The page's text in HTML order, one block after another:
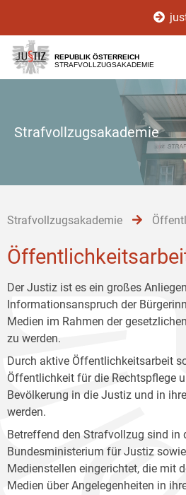
[1]
[2]
[3]
REPUBLIK ÖSTERREICH
STRAFVOLLZUGSAKADEMIE
Strafvollzugsakademie
Strafvollzugsakademie
Der Justiz ist es ein großes
Informationsanspruch der
Medien im Rahmen der
zu werden.
Durch aktive Öffentlichkeitsarbeit
Öffentlichkeit für die Rechtspflege
Bevölkerung in die Justiz und in
werden.
Betreffend den Strafvollzug sind in
Bundesministerium für Justiz
Medienstellen eingerichtet, die mit
Medien über Angelegenheiten in